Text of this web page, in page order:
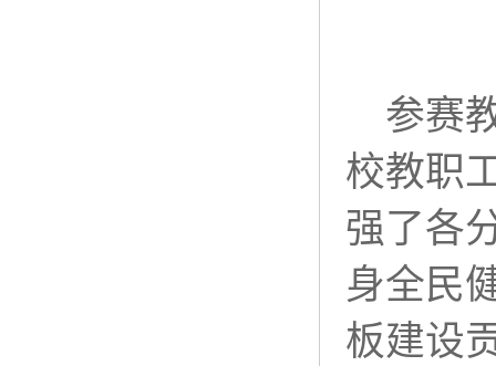
参赛
校教职
强了各
身全民
板建设